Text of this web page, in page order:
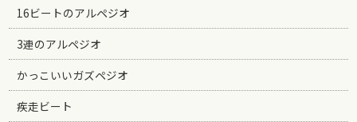
16ビートのアルペジオ
3連のアルペジオ
かっこいいガズペジオ
疾走ビート